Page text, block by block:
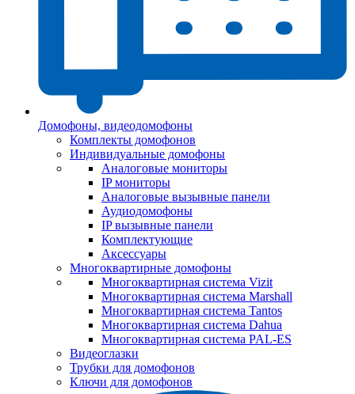
Домофоны, видеодомофоны
Комплекты домофонов
Индивидуальные домофоны
Аналоговые мониторы
IP мониторы
Аналоговые вызывные панели
Аудиодомофоны
IP вызывные панели
Комплектующие
Аксессуары
Многоквартирные домофоны
Многоквартирная система Vizit
Многоквартирная система Marshall
Многоквартирная система Tantos
Многоквартирная система Dahua
Многоквартирная система PAL-ES
Видеоглазки
Трубки для домофонов
Ключи для домофонов